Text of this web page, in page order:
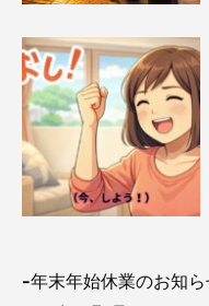
-年末年始休業のお知